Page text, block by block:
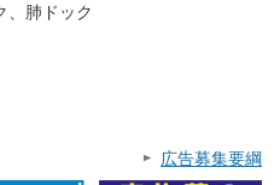
、肺ドック
広告募集要綱